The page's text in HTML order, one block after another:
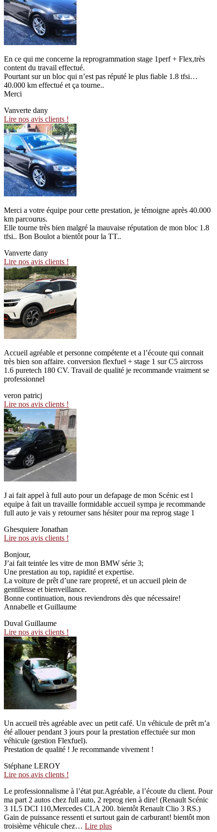
En ce qui me concerne la reprogrammation stage 1perf + Flex,très
content du travail effectué.
Pourtant sur un bloc qui n’est pas réputé le plus fiable 1.8 tfsi…
40.000 km effectué et ça tourne..
Merci
Vanverte dany
Lire nos avis clients !
Merci a votre équipe pour cette prestation, je témoigne après 40.000
km parcourus.
Elle tourne très bien malgré la mauvaise réputation de mon bloc 1.8
tfsi.. Bon Boulot a bientôt pour la TT..
Vanverte dany
Lire nos avis clients !
Accueil agréable et personne compétente et a l’écoute qui connait
très bien son affaire. conversion flexfuel + stage 1 sur C5 aircross
1.6 puretech 180 CV. Travail de qualité je recommande vraiment se
professionnel
veron patricj
Lire nos avis clients !
J ai fait appel à full auto pour un defapage de mon Scénic est l
equipe à fait un travaille formidable accueil sympa je recommande
full auto je vais y retourner sans hésiter pour ma reprog stage 1
Ghesquiere Jonathan
Lire nos avis clients !
Bonjour,
J’ai fait teintée les vitre de mon BMW série 3;
Une prestation au top, rapidité et expertise.
La voiture de prêt d’une rare propreté, et un accueil plein de
gentillesse et bienveillance.
Bonne continuation, nous reviendrons dès que nécessaire!
Annabelle et Guillaume
Duval Guillaume
Lire nos avis clients !
Un accueil très agréable avec un petit café. Un véhicule de prêt m’a
été allouer pendant 3 jours pour la prestation effectuée sur mon
véhicule (gestion Flexfuel).
Prestation de qualité ! Je recommande vivement !
Stéphane LEROY
Lire nos avis clients !
Le professionnalisme à l’état pur.Agréable, a l’écoute du client. Pour
ma part 2 autos chez full auto, 2 reprog rien à dire! (Renault Scénic
3 1L5 DCI 110,Mercedes CLA 200. bientôt Renault Clio 3 RS.)
Gain de puissance ressenti et surtout gain de carburant! bientôt mon
troisième véhicule chez… Lire plus“Au